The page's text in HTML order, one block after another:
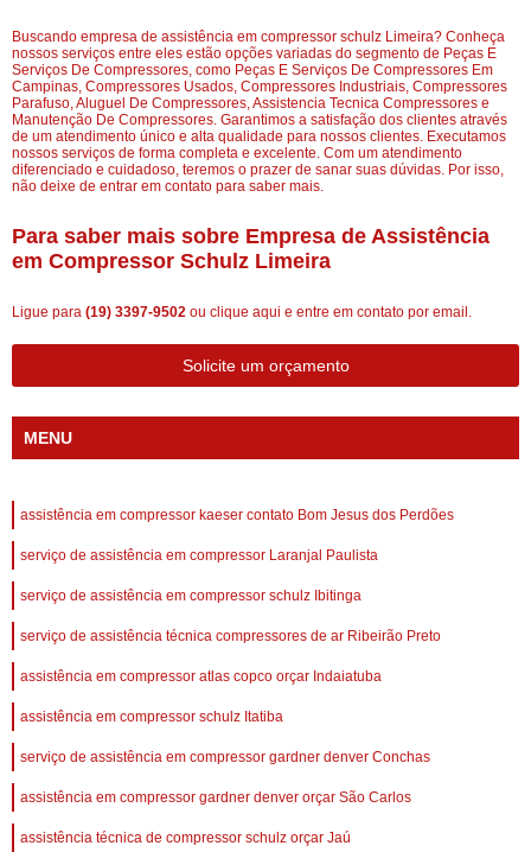
Buscando empresa de assistência em compressor schulz Limeira? Conheça
nossos serviços entre eles estão opções variadas do segmento de Peças E
Serviços De Compressores, como Peças E Serviços De Compressores Em
Campinas, Compressores Usados, Compressores Industriais, Compressores
Parafuso, Aluguel De Compressores, Assistencia Tecnica Compressores e
Manutenção De Compressores. Garantimos a satisfação dos clientes através
de um atendimento único e alta qualidade para nossos clientes. Executamos
nossos serviços de forma completa e excelente. Com um atendimento
diferenciado e cuidadoso, teremos o prazer de sanar suas dúvidas. Por isso,
não deixe de entrar em contato para saber mais.
Para saber mais sobre Empresa de Assistência
em Compressor Schulz Limeira
Ligue para (19) 3397-9502 ou clique aqui e entre em contato por email.
Solicite um orçamento
MENU
assistência em compressor kaeser contato Bom Jesus dos Perdões
serviço de assistência em compressor Laranjal Paulista
serviço de assistência em compressor schulz Ibitinga
serviço de assistência técnica compressores de ar Ribeirão Preto
assistência em compressor atlas copco orçar Indaiatuba
assistência em compressor schulz Itatiba
serviço de assistência em compressor gardner denver Conchas
assistência em compressor gardner denver orçar São Carlos
assistência técnica de compressor schulz orçar Jaú